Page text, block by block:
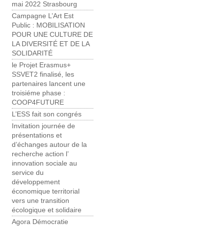
mai 2022 Strasbourg
Campagne L’Art Est
Public : MOBILISATION
POUR UNE CULTURE ​DE
LA DIVERSITÉ ET DE LA
SOLIDARITÉ
le Projet Erasmus+
SSVET2 finalisé, les
partenaires lancent une
troisiéme phase :
COOP4FUTURE
L’ESS fait son congrés
Invitation journée de
présentations et
d’échanges autour de la
recherche action l’
innovation sociale au
service du
développement
économique territorial
vers une transition
écologique et solidaire
Agora Démocratie